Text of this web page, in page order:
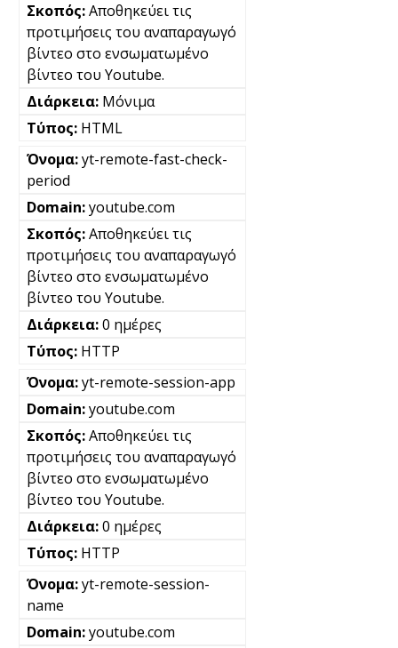
Αποθηκεύει τις
προτιμήσεις του αναπαραγωγό
βίντεο στο ενσωματωμένο
βίντεο του Youtube.
Μόνιμα
HTML
yt-remote-fast-check-
period
youtube.com
Αποθηκεύει τις
προτιμήσεις του αναπαραγωγό
βίντεο στο ενσωματωμένο
βίντεο του Youtube.
0 ημέρες
HTTP
yt-remote-session-app
youtube.com
Αποθηκεύει τις
προτιμήσεις του αναπαραγωγό
βίντεο στο ενσωματωμένο
βίντεο του Youtube.
0 ημέρες
HTTP
yt-remote-session-
name
youtube.com